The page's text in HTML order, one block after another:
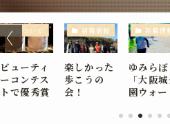
ぼについて
ビューティ
ーコンテス
トで優秀賞
新着情報
楽しかった
歩こうの
会！
新着情
ゆみらぼ
「大阪
園ウォー
ます！